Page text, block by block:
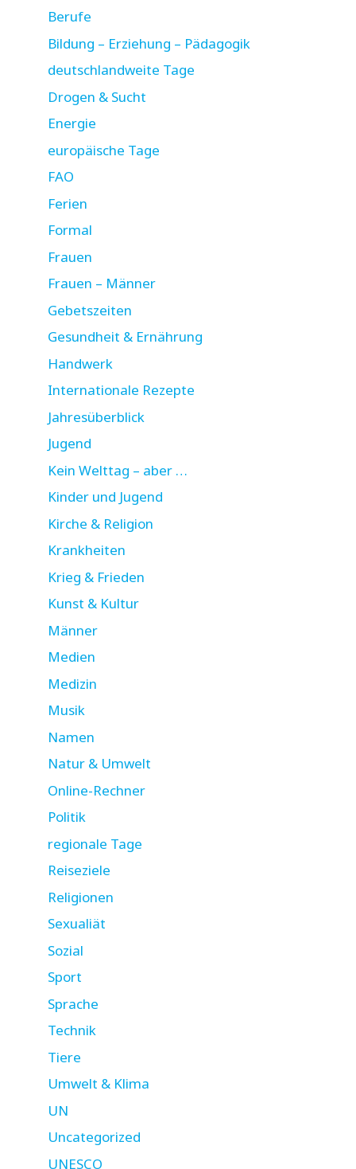
Berufe
Bildung – Erziehung – Pädagogik
deutschlandweite Tage
Drogen & Sucht
Energie
europäische Tage
FAO
Ferien
Formal
Frauen
Frauen – Männer
Gebetszeiten
Gesundheit & Ernährung
Handwerk
Internationale Rezepte
Jahresüberblick
Jugend
Kein Welttag – aber …
Kinder und Jugend
Kirche & Religion
Krankheiten
Krieg & Frieden
Kunst & Kultur
Männer
Medien
Medizin
Musik
Namen
Natur & Umwelt
Online-Rechner
Politik
regionale Tage
Reiseziele
Religionen
Sexualiät
Sozial
Sport
Sprache
Technik
Tiere
Umwelt & Klima
UN
Uncategorized
UNESCO